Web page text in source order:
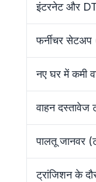
इंटरनेट और
फर्नीचर
नए घर में कमी
वाहन दस्तावेज
पालतू जानवर
ट्रांजिशन के